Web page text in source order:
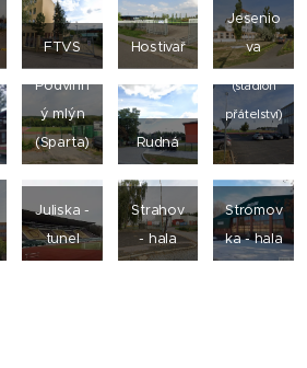
FTVS Hostivař
Jesenio
va
Podvinn
ý mlýn
(Sparta)
Rudná
Strahov
(stadion
přátelství)
Juliska -
tunel
Strahov
- hala
Stromov
ka - hala